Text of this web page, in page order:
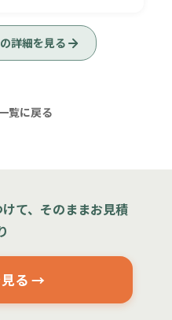
詳細を見る
覧に戻る
て、そのままお見積
見る →